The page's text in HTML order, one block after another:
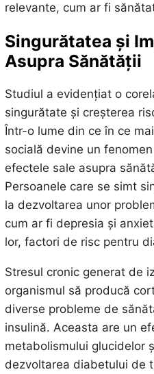
relevante, cum ar fi
Singurătatea și
Asupra Sănătății
Studiul a evidențiat o
singurătate și creșterea
Într-o lume din ce în ce
socială devine un
efectele sale asupra
Persoanele care se simt
la dezvoltarea unor
cum ar fi depresia și
lor, factori de risc pentru
Stresul cronic generat de
organismul să producă
diverse probleme de
insulină. Aceasta are un
metabolismului glucidelor
dezvoltarea diabetului de